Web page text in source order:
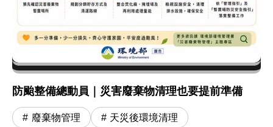
防颱整備總動員｜災害廢棄物清理也要提前準備
廢棄物管理 天災後環境清理